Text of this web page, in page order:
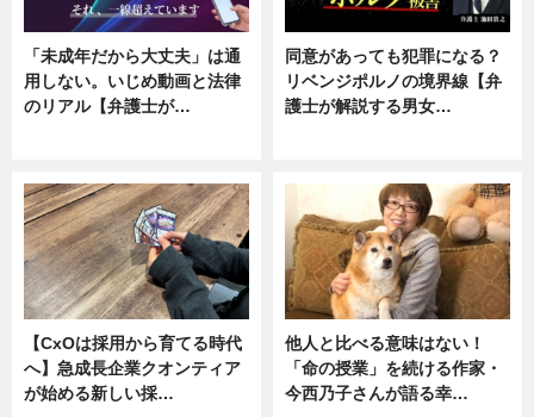
「未成年だから大丈夫」は通
用しない。いじめ動画と法律
のリアル【弁護士が…
同意があっても犯罪になる？
リベンジポルノの境界線【弁
護士が解説する男女…
【CxOは採用から育てる時代
へ】急成長企業クオンティア
が始める新しい採…
他人と比べる意味はない！
「命の授業」を続ける作家・
今西乃子さんが語る幸…